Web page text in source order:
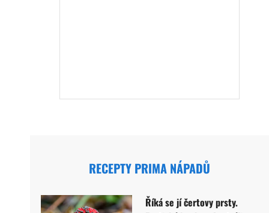
RECEPTY PRIMA NÁPADŮ
Říká se jí čertovy prsty.